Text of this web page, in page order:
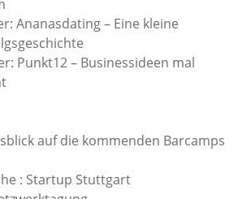
Ananasdating – Eine kleine
Punkt12 – Businessideen mal
auf die kommenden Barcamps
: Startup Stuttgart